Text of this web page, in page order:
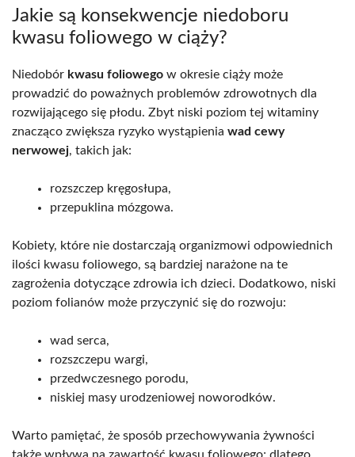
Jakie są konsekwencje niedoboru
kwasu foliowego w ciąży?
Niedobór kwasu foliowego w okresie ciąży może
prowadzić do poważnych problemów zdrowotnych dla
rozwijającego się płodu. Zbyt niski poziom tej witaminy
znacząco zwiększa ryzyko wystąpienia wad cewy
nerwowej, takich jak:
rozszczep kręgosłupa,
przepuklina mózgowa.
Kobiety, które nie dostarczają organizmowi odpowiednich
ilości kwasu foliowego, są bardziej narażone na te
zagrożenia dotyczące zdrowia ich dzieci. Dodatkowo, niski
poziom folianów może przyczynić się do rozwoju:
wad serca,
rozszczepu wargi,
przedwczesnego porodu,
niskiej masy urodzeniowej noworodków.
Warto pamiętać, że sposób przechowywania żywności